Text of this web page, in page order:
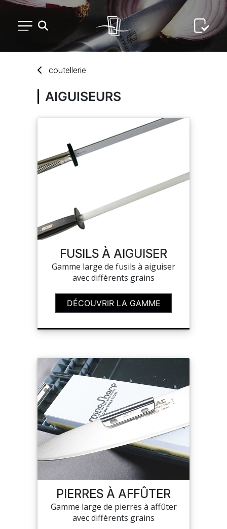
ARTS DE LA TABLE
USAGE UNIQUE
DISTRIBUTION DE REPAS
NOUVEAUTÉS
MON COMPTE
CHEF'S LIST
CONFIGURER LES
PRODUITS
MES
coutellerie
AIGUISEURS
FUSILS À AIGUISER
Gamme large de fusils à aiguiser
avec différents grains
DÉCOUVRIR LA GAMME
PIERRES À AFFÛTER
Gamme large de pierres à affûter
avec différents grains